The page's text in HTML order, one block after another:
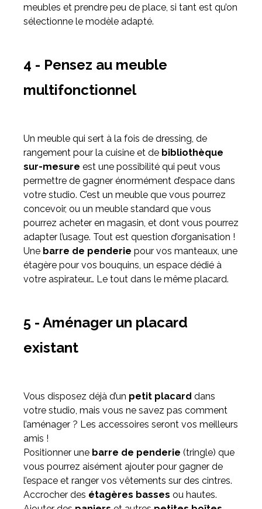
meubles et prendre peu de place, si tant est qu’on
sélectionne le modèle adapté.
4 - Pensez au meuble
multifonctionnel
Un meuble qui sert à la fois de dressing, de
rangement pour la cuisine et de bibliothèque
sur-mesure est une possibilité qui peut vous
permettre de gagner énormément d’espace dans
votre studio. C’est un meuble que vous pourrez
concevoir, ou un meuble standard que vous
pourrez acheter en magasin, et dont vous pourrez
adapter l’usage. Tout est question d’organisation !
Une barre de penderie pour vos manteaux, une
étagère pour vos bouquins, un espace dédié à
votre aspirateur… Le tout dans le même placard.
5 - Aménager un placard
existant
Vous disposez déjà d’un petit placard dans
votre studio, mais vous ne savez pas comment
l’aménager ? Les accessoires seront vos meilleurs
amis !
Positionner une barre de penderie (tringle) que
vous pourrez aisément ajouter pour gagner de
l’espace et ranger vos vêtements sur des cintres.
Accrocher des étagères basses ou hautes.